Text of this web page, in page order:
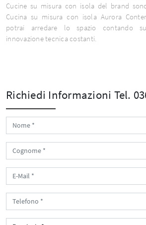
Cucine su misura con isola del brand
Cucina su misura con isola Aurora
potrai arredare lo spazio contando
innovazione tecnica costanti.
Richiedi Informazioni Tel.